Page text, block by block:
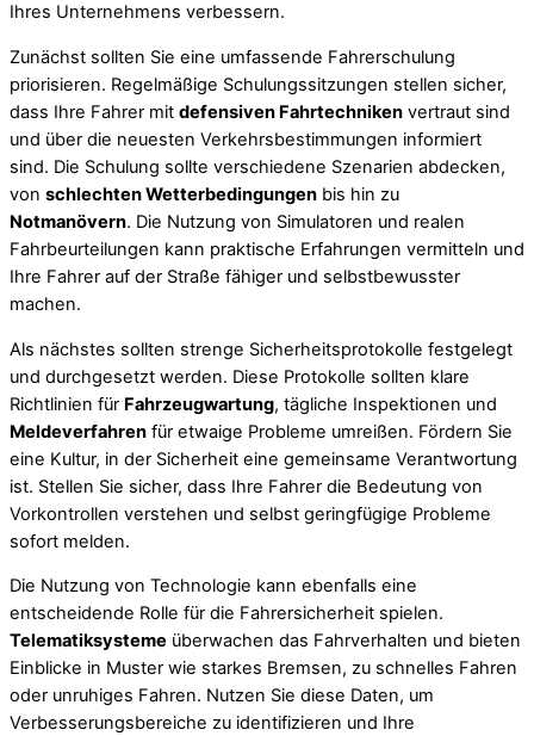
Ihres Unternehmens verbessern.
Zunächst sollten Sie eine umfassende Fahrerschulung
priorisieren. Regelmäßige Schulungssitzungen stellen sicher,
dass Ihre Fahrer mit defensiven Fahrtechniken vertraut sind
und über die neuesten Verkehrsbestimmungen informiert
sind. Die Schulung sollte verschiedene Szenarien abdecken,
von schlechten Wetterbedingungen bis hin zu
Notmanövern. Die Nutzung von Simulatoren und realen
Fahrbeurteilungen kann praktische Erfahrungen vermitteln und
Ihre Fahrer auf der Straße fähiger und selbstbewusster
machen.
Als nächstes sollten strenge Sicherheitsprotokolle festgelegt
und durchgesetzt werden. Diese Protokolle sollten klare
Richtlinien für Fahrzeugwartung, tägliche Inspektionen und
Meldeverfahren für etwaige Probleme umreißen. Fördern Sie
eine Kultur, in der Sicherheit eine gemeinsame Verantwortung
ist. Stellen Sie sicher, dass Ihre Fahrer die Bedeutung von
Vorkontrollen verstehen und selbst geringfügige Probleme
sofort melden.
Die Nutzung von Technologie kann ebenfalls eine
entscheidende Rolle für die Fahrersicherheit spielen.
Telematiksysteme überwachen das Fahrverhalten und bieten
Einblicke in Muster wie starkes Bremsen, zu schnelles Fahren
oder unruhiges Fahren. Nutzen Sie diese Daten, um
Verbesserungsbereiche zu identifizieren und Ihre